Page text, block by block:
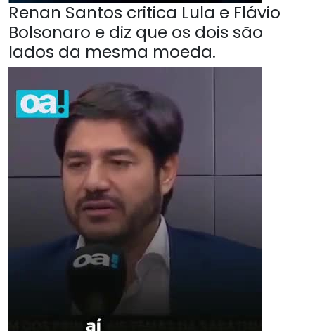
Renan Santos critica Lula e Flávio
Bolsonaro e diz que os dois são
lados da mesma moeda.